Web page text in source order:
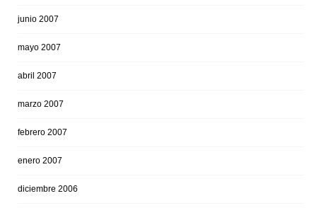
junio 2007
mayo 2007
abril 2007
marzo 2007
febrero 2007
enero 2007
diciembre 2006